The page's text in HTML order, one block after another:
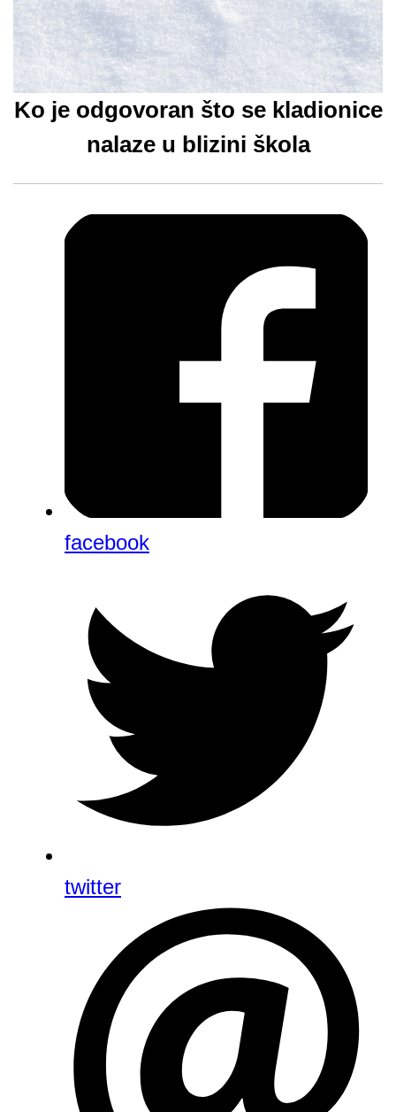
Ko je odgovoran što se kladionice
nalaze u blizini škola
facebook
twitter